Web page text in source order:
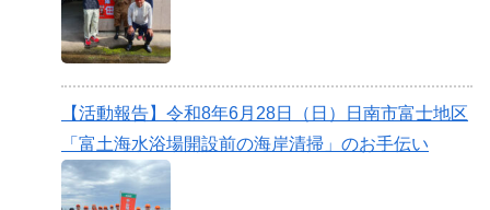
【活動報告】令和8年6月28日（日）日南市富士地区
「富土海水浴場開設前の海岸清掃」のお手伝い